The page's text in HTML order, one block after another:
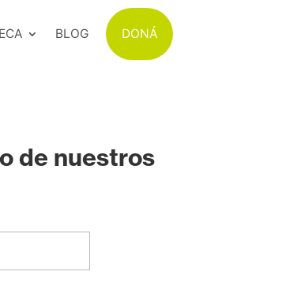
BLOG DONÁ
de nuestros